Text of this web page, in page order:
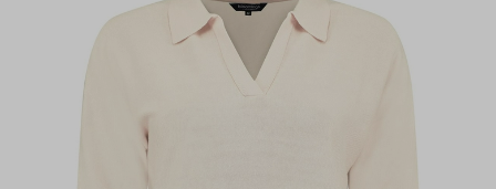
collar
pullover